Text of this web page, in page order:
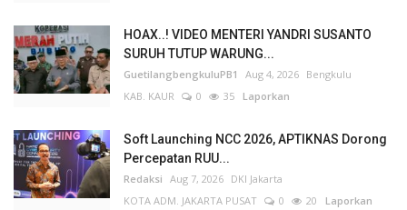
HOAX..! VIDEO MENTERI YANDRI SUSANTO
SURUH TUTUP WARUNG...
GuetilangbengkuluPB1 Aug 4, 2026 Bengkulu
KAB. KAUR
0 35 Laporkan
Soft Launching NCC 2026, APTIKNAS Dorong
Percepatan RUU...
Redaksi Aug 7, 2026 DKI Jakarta
KOTA ADM. JAKARTA PUSAT
0 20 Laporkan